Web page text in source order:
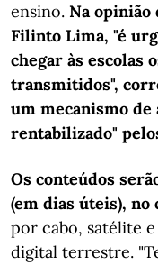
ensino. Na opinião
Filinto Lima, "é
chegar às escolas
transmitidos",
um mecanismo de
rentabilizado"
Os conteúdos
(em dias úteis), no
por cabo, satélite
digital terrestre.